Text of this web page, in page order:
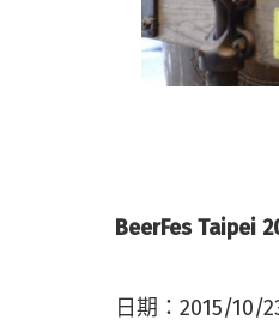
BeerFes Taipei
日期：2015/10/